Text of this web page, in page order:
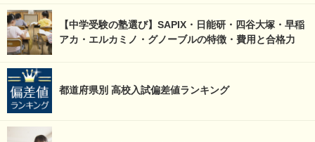
【中学受験の塾選び】SAPIX・日能研・四谷大塚・早稲
アカ・エルカミノ・グノーブルの特徴・費用と合格力
都道府県別 高校入試偏差値ランキング